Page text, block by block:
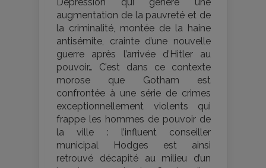
Dépression qui génère une
augmentation de la pauvreté et de
la criminalité, montée de la haine
antisémite, crainte d’une nouvelle
guerre après l’arrivée d’Hitler au
pouvoir… C’est dans ce contexte
morose que Gotham est
confrontée à une série de crimes
exceptionnellement violents qui
frappe les hommes de pouvoir de
la ville : l’influent conseiller
municipal Hodges est ainsi
retrouvé décapité au milieu d’un